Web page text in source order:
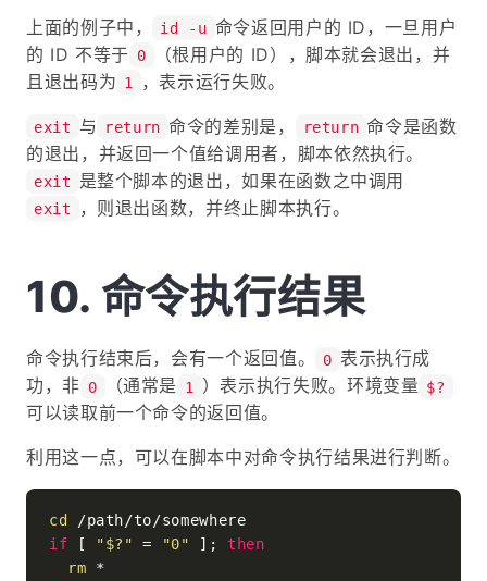
上面的例子中， id -u 命令返回用户的 ID，一旦用户
的 ID 不等于 0
（根用户的 ID），脚本就会退出，并
且退出码为 1 ，表示运行失败。
exit 与 return 命令的差别是， return 命令是函数
的退出，并返回一个值给调用者，脚本依然执行。
exit 是整个脚本的退出，如果在函数之中调用
exit ，则退出函数，并终止脚本执行。
命令执行结果
命令执行结束后，会有一个返回值。 0 表示执行成
功，非 0 （通常是 1 ）表示执行失败。环境变量 $?
可以读取前一个命令的返回值。
利用这一点，可以在脚本中对命令执行结果进行判断。
cd
if [ "$?" = "0" ]; then
rm